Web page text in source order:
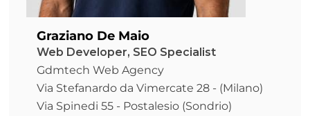
Graziano De Maio
Web Developer, SEO Specialist
Gdmtech Web Agency
Via Stefanardo da Vimercate 28 - (Milano)
Via Spinedi 55 - Postalesio (Sondrio)